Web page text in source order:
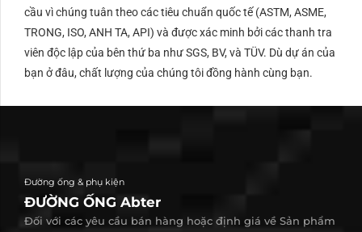
cầu vì chúng tuân theo các tiêu chuẩn quốc tế (ASTM, ASME,
TRONG, ISO, ANH TA, API) và được xác minh bởi các thanh tra
viên độc lập của bên thứ ba như SGS, BV, và TÜV. Dù dự án của
bạn ở đâu, chất lượng của chúng tôi đồng hành cùng bạn.
Đường ống & phụ kiện
ĐƯỜNG ỐNG Abter
Đối với các yêu cầu bán hàng hoặc định giá về Sản phẩm